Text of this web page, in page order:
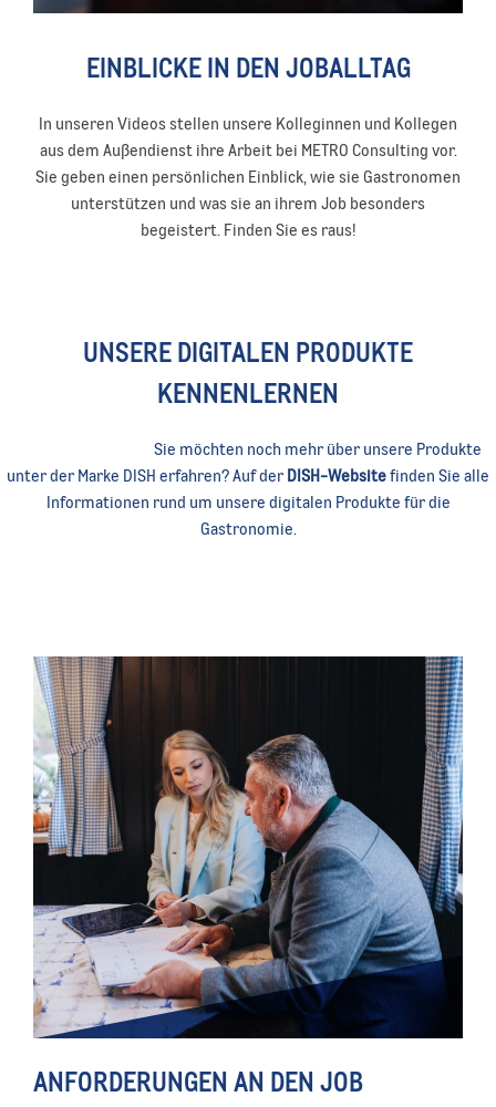
EINBLICKE IN DEN JOBALLTAG
In unseren Videos stellen unsere Kolleginnen und Kollegen
aus dem Außendienst ihre Arbeit bei METRO Consulting vor.
Sie geben einen persönlichen Einblick, wie sie Gastronomen
unterstützen und was sie an ihrem Job besonders
begeistert. Finden Sie es raus!
UNSERE DIGITALEN PRODUKTE
KENNENLERNEN
Sie möchten noch mehr über unsere Produkte
unter der Marke DISH erfahren? Auf der DISH-Websitefinden Sie alle
Informationen rund um unsere digitalen Produkte für die
Gastronomie.
ANFORDERUNGEN AN DEN JOB